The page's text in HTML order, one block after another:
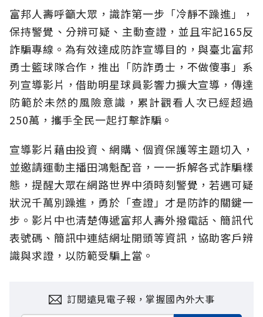
富邦人壽呼籲大眾，識詐第一步「冷靜不躁進」，
保持警覺、分辨可疑、主動查證，並且牢記165反
詐騙專線。為有效達成防詐宣導目的，與臺北富邦
勇士籃球隊合作，推出「防詐勇士，不做傻事」系
列宣導影片，借助明星球員影響力擴大宣導，傳達
防範於未然的風險意識，累計觀看人次已經超過
250萬，攜手全民一起打擊詐騙。
宣導影片藉由投資、網購、個資保護等主題切入，
並邀請運動主播田鴻魁配音，一一拆解各式詐騙樣
態，提醒大眾在網路世界中須時刻警覺，若遇可疑
狀況千萬別躁進，勇於「查證」才是防詐的關鍵一
步。影片中也清楚傳遞富邦人壽外撥電話、簡訊代
表號碼、簡訊中連結網址開頭等資訊，協助客戶辨
識與求證，以防範受騙上當。
訂閱遠見電子報，掌握國內外大事